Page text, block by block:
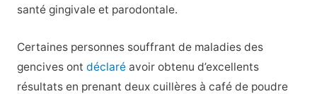
santé gingivale et parodontale.
Certaines personnes souffrant de maladies des
gencives ont déclaréavoir obtenu d’excellents
résultats en prenant deux cuillères à café de poudre